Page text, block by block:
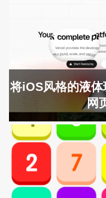
将iOS风格的液
网